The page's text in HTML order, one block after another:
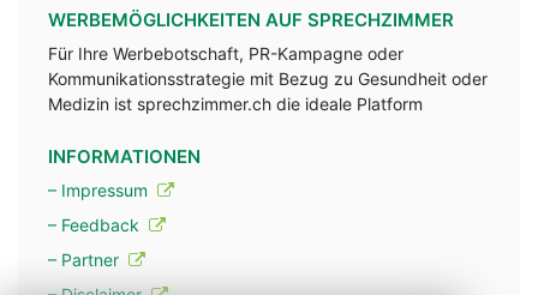
WERBEMÖGLICHKEITEN AUF SPRECHZIMMER
Für Ihre Werbebotschaft, PR-Kampagne oder
Kommunikationsstrategie mit Bezug zu Gesundheit oder
Medizin ist sprechzimmer.ch die ideale Platform
INFORMATIONEN
– Impressum
– Feedback
– Partner